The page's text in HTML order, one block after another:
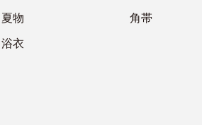
夏物
浴衣
角帯